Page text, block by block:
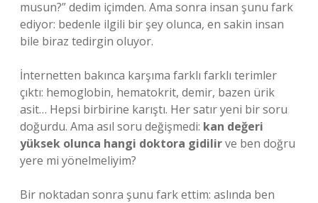
musun?” dedim içimden. Ama sonra insan şunu fark
ediyor: bedenle ilgili bir şey olunca, en sakin insan
bile biraz tedirgin oluyor.
İnternetten bakınca karşıma farklı farklı terimler
çıktı: hemoglobin, hematokrit, demir, bazen ürik
asit… Hepsi birbirine karıştı. Her satır yeni bir soru
doğurdu. Ama asıl soru değişmedi: kan değeri
yüksek olunca hangi doktora gidilirve ben doğru
yere mi yönelmeliyim?
Bir noktadan sonra şunu fark ettim: aslında ben